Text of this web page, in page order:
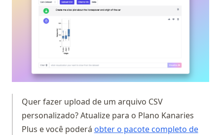
Quer fazer upload de um arquivo CSV
personalizado? Atualize para o Plano Kanaries
Plus e você poderá obter o pacote completo de